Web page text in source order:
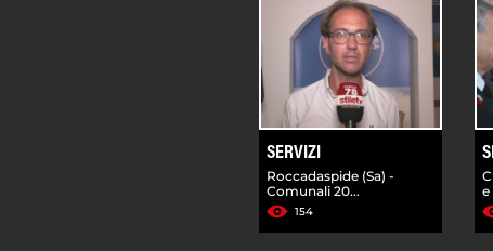
SERVIZI
Roccadaspide (Sa) -
Comunali 20...
154
e